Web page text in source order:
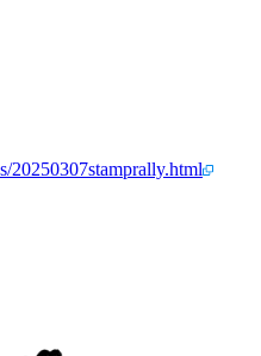
20250307stamprally.html